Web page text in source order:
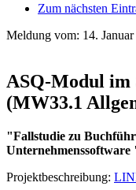
Zum nächsten
Meldung vom: 14.
ASQ-Modul im
(MW33.1
"Fallstudie zu
Unternehmenssoftware
Projektbeschreibung: